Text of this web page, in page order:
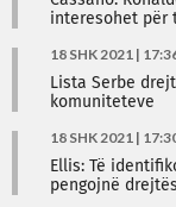
interesohet për
18 SHK 2021 |
Lista Serbe
komuniteteve
18 SHK 2021 |
Ellis: Të
pengojnë